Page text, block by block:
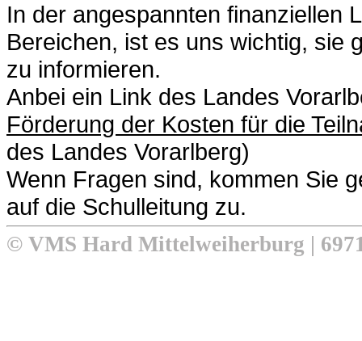
In der angespannten finanziellen
Bereichen, ist es uns wichtig, sie
zu informieren.
Anbei ein Link des Landes
Förderung der Kosten für die
des Landes Vorarlberg)
Wenn Fragen sind, kommen Sie
auf die Schulleitung zu.
© VMS Hard Mittelweiherburg |